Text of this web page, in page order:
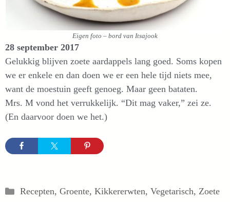
Eigen foto – bord van Itsajook
28 september 2017
Gelukkig blijven zoete aardappels lang goed. Soms kopen
we er enkele en dan doen we er een hele tijd niets mee,
want de moestuin geeft genoeg. Maar geen bataten.
Mrs. M vond het verrukkelijk. “Dit mag vaker,” zei ze.
(En daarvoor doen we het.)
Categorieën
Recepten, Groente, Kikkererwten, Vegetarisch, Zoete